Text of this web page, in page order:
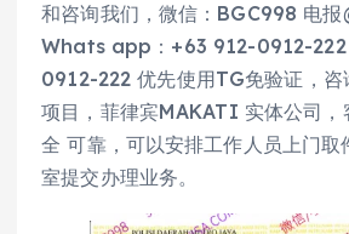
和咨询我们，微信：BGC998 电
Whats app：+63 912-0912-
0912-222 优先使用TG免验证，咨
项目，菲律宾MAKATI 实体公司，
全 可靠，可以安排工作人员上门取
室提交办理业务。